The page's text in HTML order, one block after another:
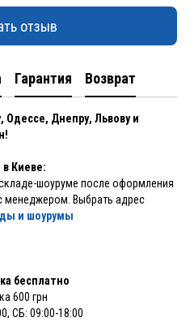
отзыв
Гарантия Возврат
Одессе, Днепру, Львову и
Киеве:
шоуруме после оформления
менеджером. Выбрать адрес
и шоурумы
бесплатно
600 грн
СБ: 09:00-18:00